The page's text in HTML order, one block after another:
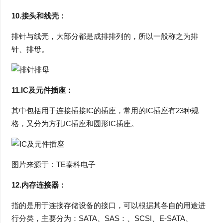
10.接头和线壳：
排针与线壳，大部分都是成排排列的，所以一般称之为排
针、排母。
11.IC及元件插座：
其中包括用于连接插接IC的插座，常用的IC插座有23种规
格，又分为方孔IC插座和圆形IC插座。
图片来源于：TE泰科电子
12.内存连接器：
指的是用于连接存储设备的接口，可以根据其各自的用途进
行分类，主要分为：SATA、SAS：、SCSI、E-SATA、